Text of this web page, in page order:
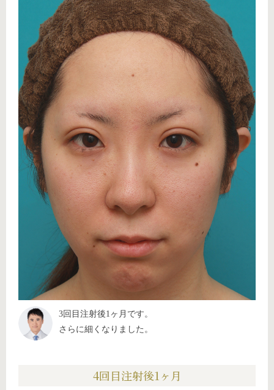
3回目注射後1ヶ月です。
さらに細くなりました。
4回目注射後1ヶ月